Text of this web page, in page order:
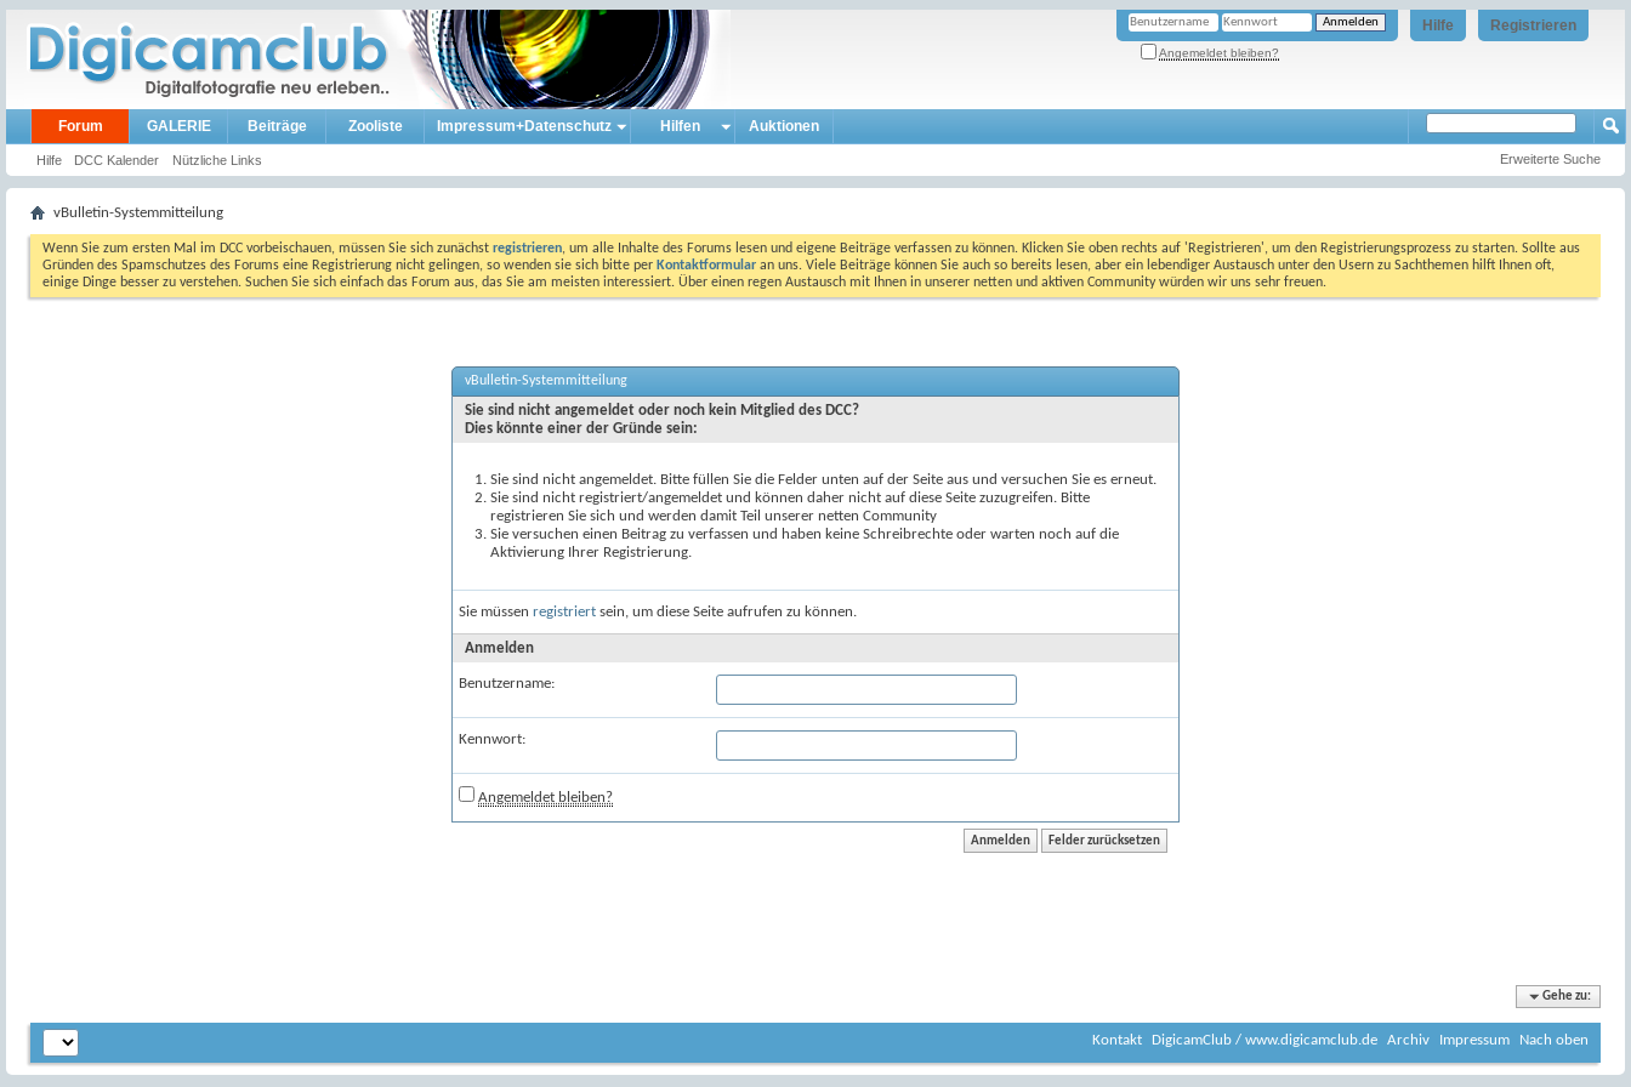
Registrieren
Hilfe
Angemeldet bleiben?
Forum
Hilfe DCC Kalender Nützliche Links
GALERIE Beiträge Zooliste Impressum+Datenschutz Hilfen Auktionen
Erweiterte Suche
vBulletin-Systemmitteilung
Wenn Sie zum ersten Mal im DCC vorbeischauen, müssen Sie sich zunächst registrieren, um alle Inhalte des Forums lesen und eigene Beiträge verfassen zu können. Klicken Sie oben rechts auf 'Registrieren', um den Registrierungsprozess zu starten. Sollte aus
Gründen des Spamschutzes des Forums eine Registrierung nicht gelingen, so wenden sie sich bitte per Kontaktformular an uns. Viele Beiträge können Sie auch so bereits lesen, aber ein lebendiger Austausch unter den Usern zu Sachthemen hilft Ihnen oft,
einige Dinge besser zu verstehen. Suchen Sie sich einfach das Forum aus, das Sie am meisten interessiert. Über einen regen Austausch mit Ihnen in unserer netten und aktiven Community würden wir uns sehr freuen.
vBulletin-Systemmitteilung
Sie sind nicht angemeldet oder noch kein Mitglied des DCC?
Dies könnte einer der Gründe sein:
Sie sind nicht angemeldet. Bitte füllen Sie die Felder unten auf der Seite aus und versuchen Sie es erneut.
Sie sind nicht registriert/angemeldet und können daher nicht auf diese Seite zuzugreifen. Bitte
registrieren Sie sich und werden damit Teil unserer netten Community
Sie versuchen einen Beitrag zu verfassen und haben keine Schreibrechte oder warten noch auf die
Aktivierung Ihrer Registrierung.
Sie müssen registriert sein, um diese Seite aufrufen zu können.
Anmelden
Benutzername:
Kennwort:
Angemeldet bleiben?
Gehe zu:
Kontakt DigicamClub / www.digicamclub.de Archiv Impressum Nach oben